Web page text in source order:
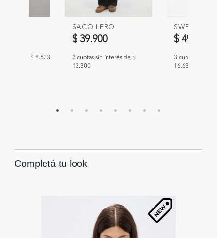
interés de $ 8.633
SACO LERO
$ 39.900
3 cuotas sin interés de $
13.300
SWEATER
$ 49.900
3 cuotas sin
16.633
Completá tu look